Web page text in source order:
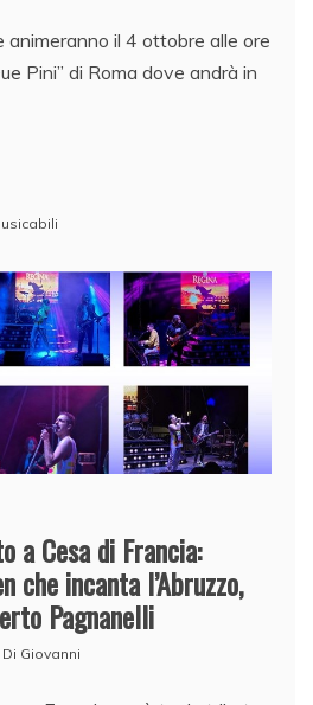
animeranno il 4 ottobre alle ore
Pini” di Roma dove andrà in
a Cesa di Francia:
che incanta l’Abruzzo,
Pagnanelli
Giovanni